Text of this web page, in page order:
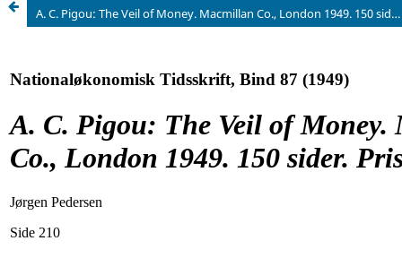
A. C. Pigou: The Veil of Money. Macmillan Co., London 1949. 150 sider. Pris: 8/6 sh.